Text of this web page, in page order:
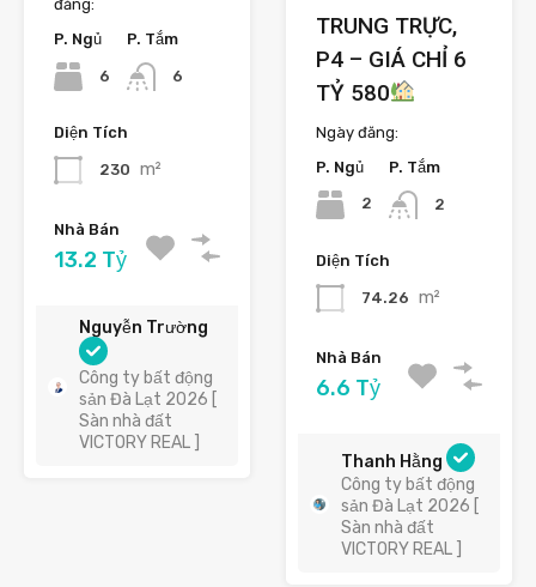
đăng:
P. Ngủ
6
P. Tắm
6
Diện Tích
230 m²
Nhà Bán
13.2 Tỷ
Nguyễn Trường
Công ty bất động
sản Đà Lạt 2026 [
Sàn nhà đất
VICTORY REAL ]
TRUNG TRỰC,
P4 – GIÁ CHỈ 6
TỶ 580
Ngày đăng:
P. Ngủ
2
P. Tắm
2
Diện Tích
74.26 m²
Nhà Bán
6.6 Tỷ
Thanh Hằng
Công ty bất động
sản Đà Lạt 2026 [
Sàn nhà đất
VICTORY REAL ]